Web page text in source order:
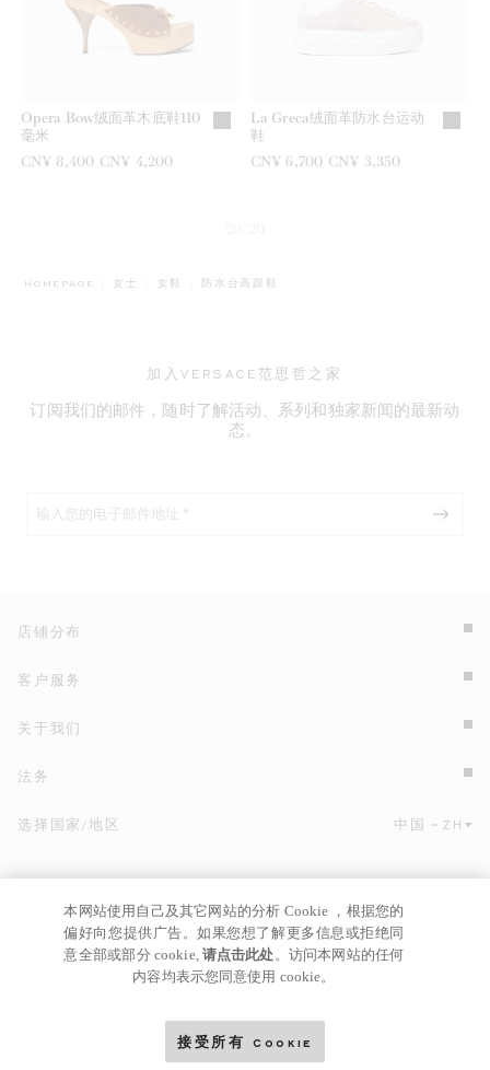
Opera Bow绒面革木底鞋110
毫米
之前是
CN¥ 8,400 现在是
CN¥ 4,200
La Greca绒面革防水台运动
鞋
之前是
CN¥ 6,700 现在是
CN¥ 3,350
HOMEPAGE 女士 女鞋 BREADCRUMB.ADA.LABEL.CURRENT
防水台高跟鞋
加入VERSACE范思哲之家
订阅我们的邮件，随时了解活动、系列和独家新闻的最新动
态。
店铺分布
客户服务
关于我们
法务
点击此处选择国家/地区和语言。
选择国家/地区 中国 ZH
本网站使用自己及其它网站的分析 Cookie ，根据您的
偏好向您提供广告。如果您想了解更多信息或拒绝同
意全部或部分 cookie,请点击此处。访问本网站的任何
内容均表示您同意使用 cookie。
接受所有 Cookie